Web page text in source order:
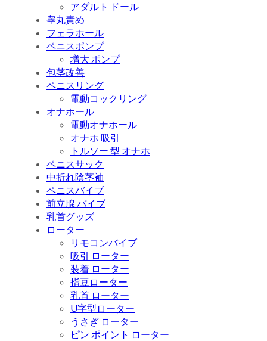
アダルト ドール
睾丸責め
フェラホール
ペニスポンプ
増大 ポンプ
包茎改善
ペニスリング
電動コックリング
オナホール
電動オナホール
オナホ 吸引
トルソー 型 オナホ
ペニスサック
中折れ陰茎袖
ペニスバイブ
前立腺 バイブ
乳首グッズ
ローター
リモコンバイブ
吸引 ローター
装着 ローター
指豆ローター
乳首 ローター
U字型ローター
うさぎ ローター
ピン ポイント ローター